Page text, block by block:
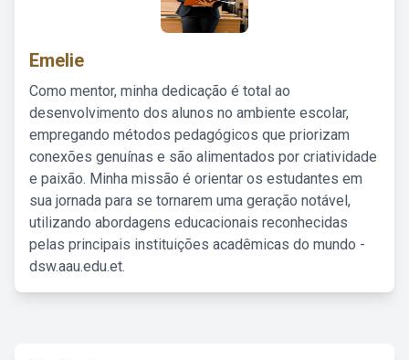
Emelie
Como mentor, minha dedicação é total ao
desenvolvimento dos alunos no ambiente escolar,
empregando métodos pedagógicos que priorizam
conexões genuínas e são alimentados por criatividade
e paixão. Minha missão é orientar os estudantes em
sua jornada para se tornarem uma geração notável,
utilizando abordagens educacionais reconhecidas
pelas principais instituições acadêmicas do mundo -
dsw.aau.edu.et.